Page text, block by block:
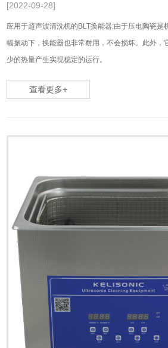
[2022-09-28]
应用于超声波清洗机的BLT换能器;由于压电陶瓷是
幅振动下，换能器也非常耐用，不会损坏。此外，
少的热量产生实现稳定的运行。
查看更多+